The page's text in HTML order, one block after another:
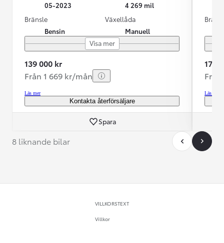
05-2023
4 269 mil
Bränsle
Bensin
Växellåda
Manuell
Visa mer
139 000 kr
Från 1 669 kr/mån
Läs mer
Kontakta återförsäljare
Spara
179
Läs mer
8 liknande bilar
VILLKORSTEXT
Villkor